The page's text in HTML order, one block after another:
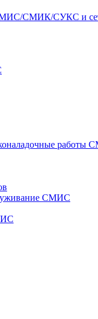
СМИК/СУКС и
работы
СМИС